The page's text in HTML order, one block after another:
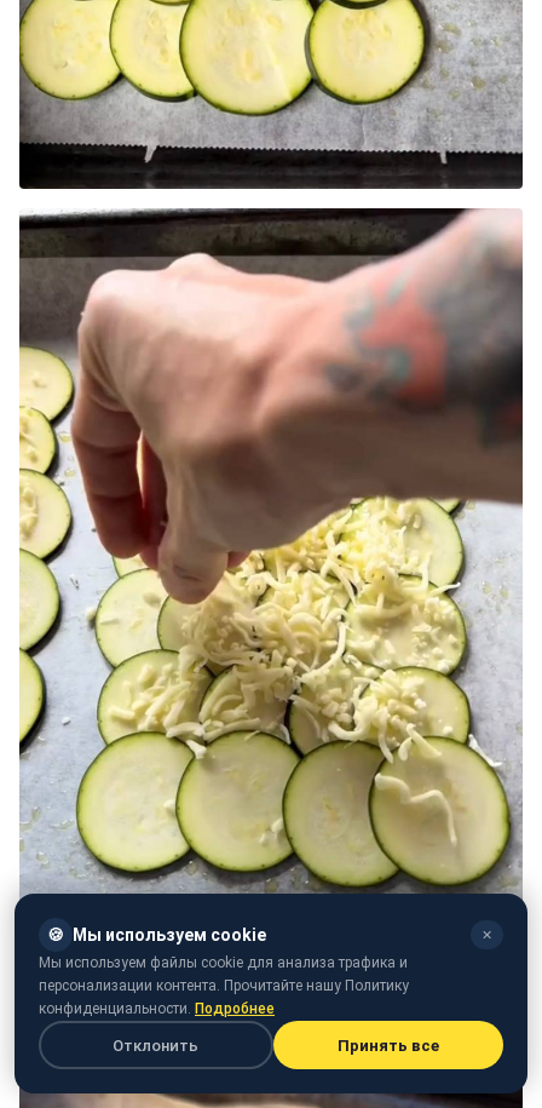
🍪 Мы используем cookie ✕
Мы используем файлы cookie для анализа трафика и
персонализации контента. Прочитайте нашу Политику
конфиденциальности. Подробнее
Отклонить Принять все